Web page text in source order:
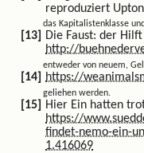
reproduziert
das Kapitalistenklasse
Die Faust: der
http://
entweder von neuem,
https://
geliehen werden.
Hier Ein hatten
https://
findet-nemo-ein-
1.416069